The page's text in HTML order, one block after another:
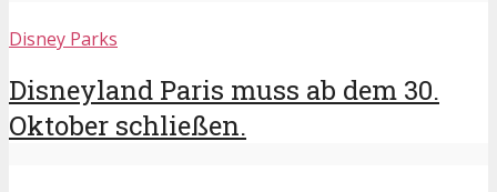
Disney Parks
Disneyland Paris muss ab dem 30.
Oktober schließen.